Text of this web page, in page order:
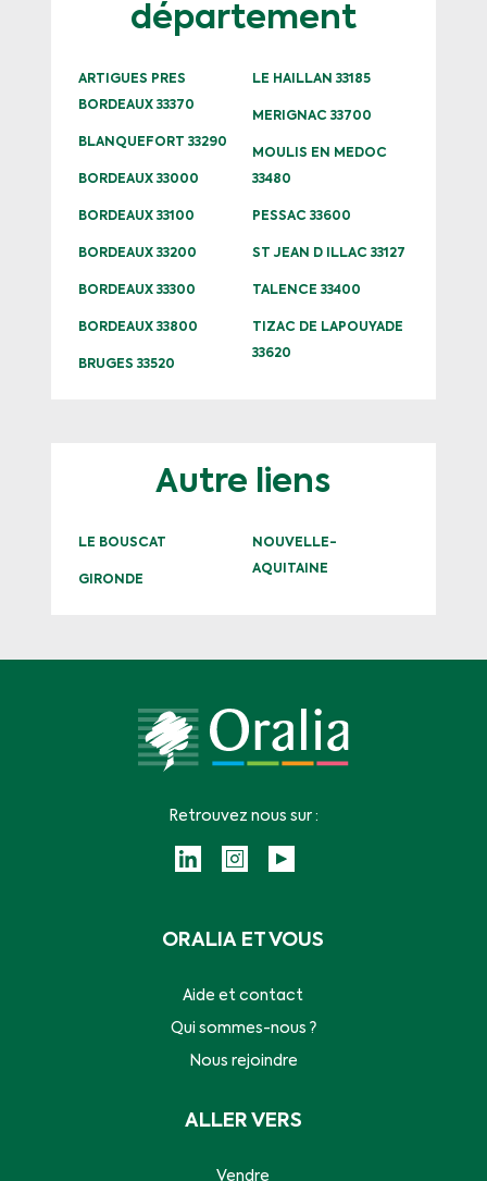
département
ARTIGUES PRES
BORDEAUX 33370
BLANQUEFORT 33290
BORDEAUX 33000
BORDEAUX 33100
BORDEAUX 33200
BORDEAUX 33300
BORDEAUX 33800
BRUGES 33520
LE HAILLAN 33185
MERIGNAC 33700
MOULIS EN MEDOC
33480
PESSAC 33600
ST JEAN D ILLAC 33127
TALENCE 33400
TIZAC DE LAPOUYADE
33620
Autre liens
LE BOUSCAT
GIRONDE
NOUVELLE-
AQUITAINE
ORALIA ET VOUS
Aide et contact
Qui sommes-nous ?
Nous rejoindre
ALLER VERS
Vendre
Retrouvez nous sur :